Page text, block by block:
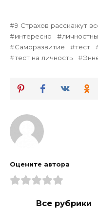
9 Страхов расскажут
интересно
Саморазвитие
тест
тест на личность
Оцените автора
Все рубрики